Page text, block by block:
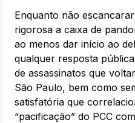
Enquanto não
rigorosa a caixa de
ao menos dar início ao
qualquer resposta
de assassinatos que
São Paulo, bem como
satisfatória que
“pacificação” do PCC